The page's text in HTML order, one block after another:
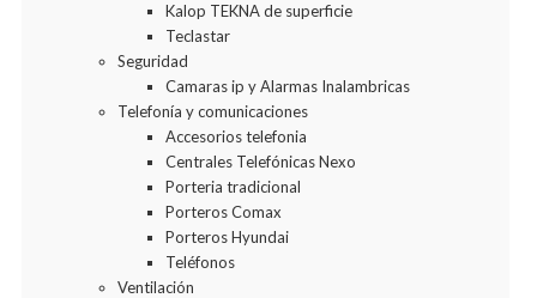
Kalop TEKNA de superficie
Teclastar
Seguridad
Camaras ip y Alarmas Inalambricas
Telefonía y comunicaciones
Accesorios telefonia
Centrales Telefónicas Nexo
Porteria tradicional
Porteros Comax
Porteros Hyundai
Teléfonos
Ventilación